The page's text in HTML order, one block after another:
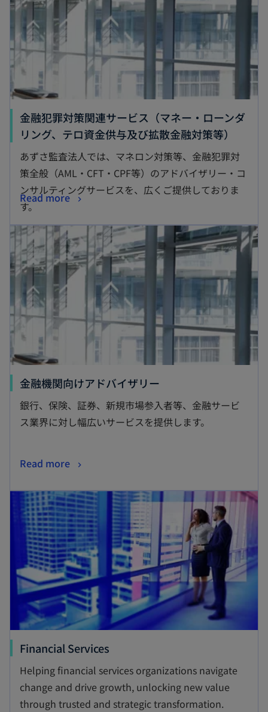
開
金融犯罪対策関連サービス（マネー・ローンダ
リング、テロ資金供与及び拡散金融対策等）
し
い
タ
開
く
あずさ監査法人では、マネロン対策等、金融犯罪対
策全般（AML・CFT・CPF等）のアドバイザリー・コ
ンサルティングサービスを、広くご提供しておりま
す。
Read more
新
い
タ
ブ
開
金融機関向けアドバイザリー
し
い
く
銀行、保険、証券、新規市場参入者等、金融サービ
ス業界に対し幅広いサービスを提供します。
Read more
い
タ
ブ
で
開
く
新しいタブで開く
Financial Services
し
タ
Helping financial services organizations navigate
change and drive growth, unlocking new value
through trusted and strategic transformation.
新しいタブで開く